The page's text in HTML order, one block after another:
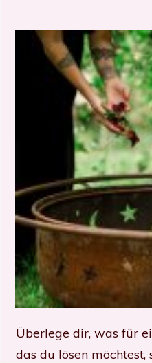
Überlege dir, was für
das du lösen